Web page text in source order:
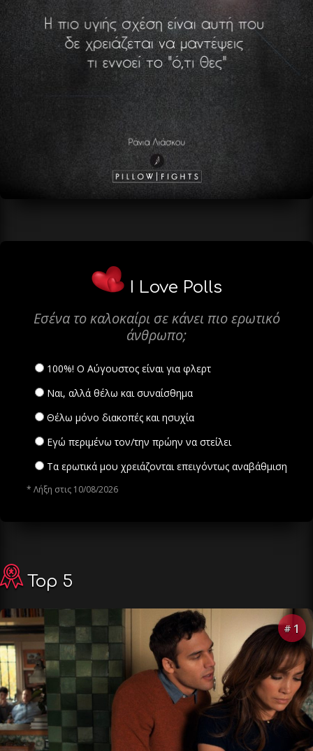
I Love Polls
Εσένα το καλοκαίρι σε κάνει πιο ερωτικό
άνθρωπο;
100%! Ο Αύγουστος είναι για φλερτ
Ναι, αλλά θέλω και συναίσθημα
Θέλω μόνο διακοπές και ησυχία
Εγώ περιμένω τον/την πρώην να στείλει
Τα ερωτικά μου χρειάζονται επειγόντως αναβάθμιση
* Λήξη στις 10/08/2026
Top 5
# 1